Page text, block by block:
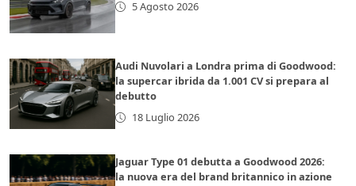
5 Agosto 2026
Audi Nuvolari a Londra prima di Goodwood:
la supercar ibrida da 1.001 CV si prepara al
debutto
18 Luglio 2026
Jaguar Type 01 debutta a Goodwood 2026:
la nuova era del brand britannico in azione